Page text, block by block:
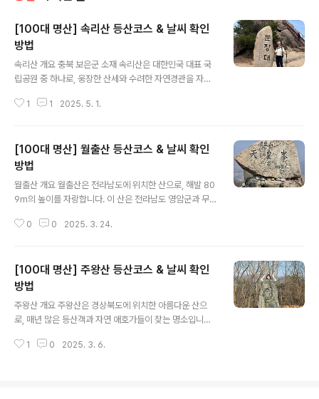
[100대 명산] 속리산 등산코스 & 날씨 확인
방법
속리산 개요 충북 보은군 소재 속리산은 대한민국 대표 국
립공원 중 하나로, 웅장한 산세와 수려한 자연경관을 자랑
사 등 다채로운 볼거리를 제공하며, 초보부터 전문가까지
풍경으로 방문객을 맞이합니다. 속리산의 매력 충청북도
보은군에 자리한 속리산은 1970년 국립공원으로 지정될
만큼 웅장하고 빼어난 산세를 자랑하는 곳입니다. 거대한
암봉과 기암괴석들이 어우러져 수려한 자연경관을 이루고
객들에게 시원한 휴식처를 제공합니다. 속리산의 여러 봉
1 1 2025. 5. 1.
[100대 명산] 월출산 등산코스 & 날씨 확인
방법
월출산 개요 월출산은 전라남도에 위치한 산으로, 해발 80
9m의 높이를 자랑합니다. 이 산은 전라남도 영암군과 무
호와 생태계 보전이 이루어지고 있습니다. 월출산은 사계
름에는 푸르른 숲과 시원한 계곡이 방문객들을 맞이합니
다. 가을철에는 단풍이 물들어 환상적인 경치를 만들어내
며, 겨울철에는 하얀 눈으로 덮인 풍경이 또 다른 매력을 발
산합니다. 월출산은 다양한 식물과 동물들이 서식하는 생
태계의 보고로, 특히 희귀한 식물과 동물들이 발견되기도
합니다. 또한, 월출산은 역사적, 문화적 가치도 지니고 있으
0 0 2025. 3. 24.
[100대 명산] 주왕산 등산코스 & 날씨 확인
방법
주왕산 개요 주왕산은 경상북도에 위치한 아름다운 산으
로, 매년 많은 등산객과 자연 애호가들이 찾는 명소입니다.
져 있어 등산을 통해 자연의 경이로움을 만끽할 수 있습니
1 0 2025. 3. 6.